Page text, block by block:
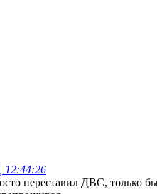
12:44:26
переставил ДВС, только